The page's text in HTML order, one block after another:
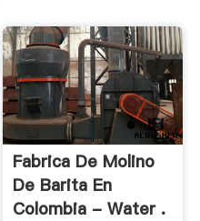
Fabrica De Molino
De Barita En
Colombia - Water .